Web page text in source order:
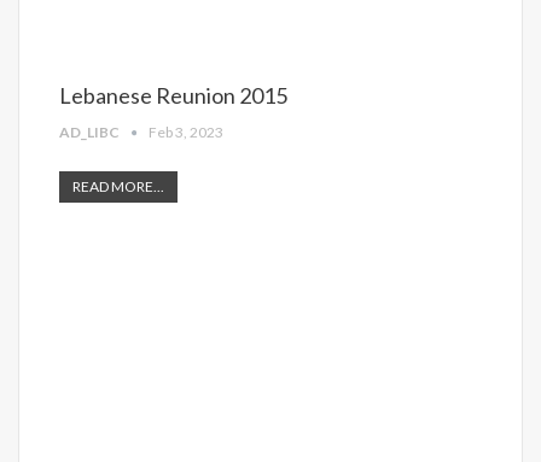
Lebanese Reunion 2015
AD_LIBC Feb 3, 2023
READ MORE...